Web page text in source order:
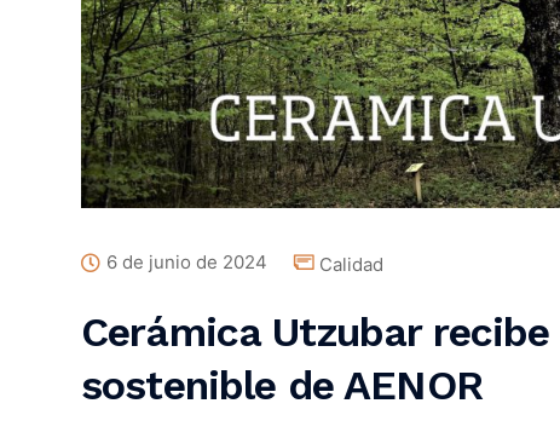
6 de junio de 2024 Calidad
Cerámica Utzubar
sostenible de AENOR